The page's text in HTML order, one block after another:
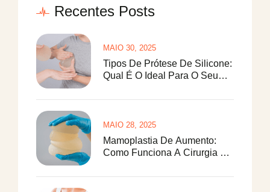
Recentes Posts
Tipos De Prótese De Silicone:
Qual É O Ideal Para O Seu
MAIO 30, 2025
Mamoplastia De Aumento:
Como Funciona A Cirurgia De
MAIO 28, 2025